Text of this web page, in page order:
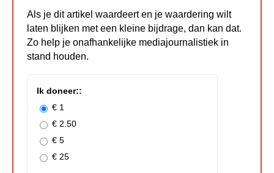
Als je dit artikel waardeert en je waardering wilt
laten blijken met een kleine bijdrage, dan kan dat.
Zo help je onafhankelijke mediajournalistiek in
stand houden.
Ik doneer::
€ 1
€ 2.50
€ 5
€ 25